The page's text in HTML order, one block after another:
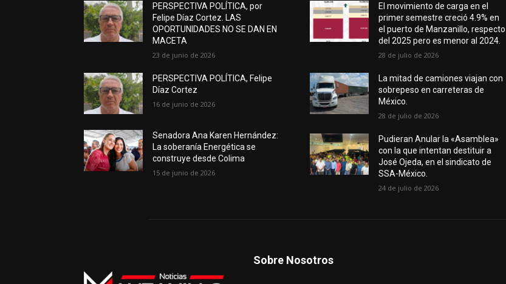
PERSPECTIVA POLÍTICA, por
Felipe Díaz Cortez. LAS
OPORTUNIDADES NO SE DAN EN
MACETA
23 de junio de 2026
PERSPECTIVA POLÍTICA, Felipe
Díaz Cortez
16 de junio de 2026
Senadora Ana Karen Hernández:
La soberanía Energética se
construye desde Colima
15 de junio de 2026
El movimiento de carga en el
primer semestre creció 4.9% en
el puerto de Manzanillo, respecto
del 2025 pero es menor al 2024.
28 de julio de 2026
La mitad de camiones viajan con
sobrepeso en carreteras de
México.
28 de julio de 2026
Pudieran Anular la «Asamblea»
con la que intentan destituir a
José Ojeda, en el sindicato de
SSA-México.
24 de julio de 2026
Sobre Nosotros